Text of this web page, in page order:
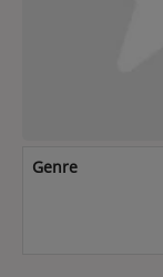
Cultur'Ciné -
Genre